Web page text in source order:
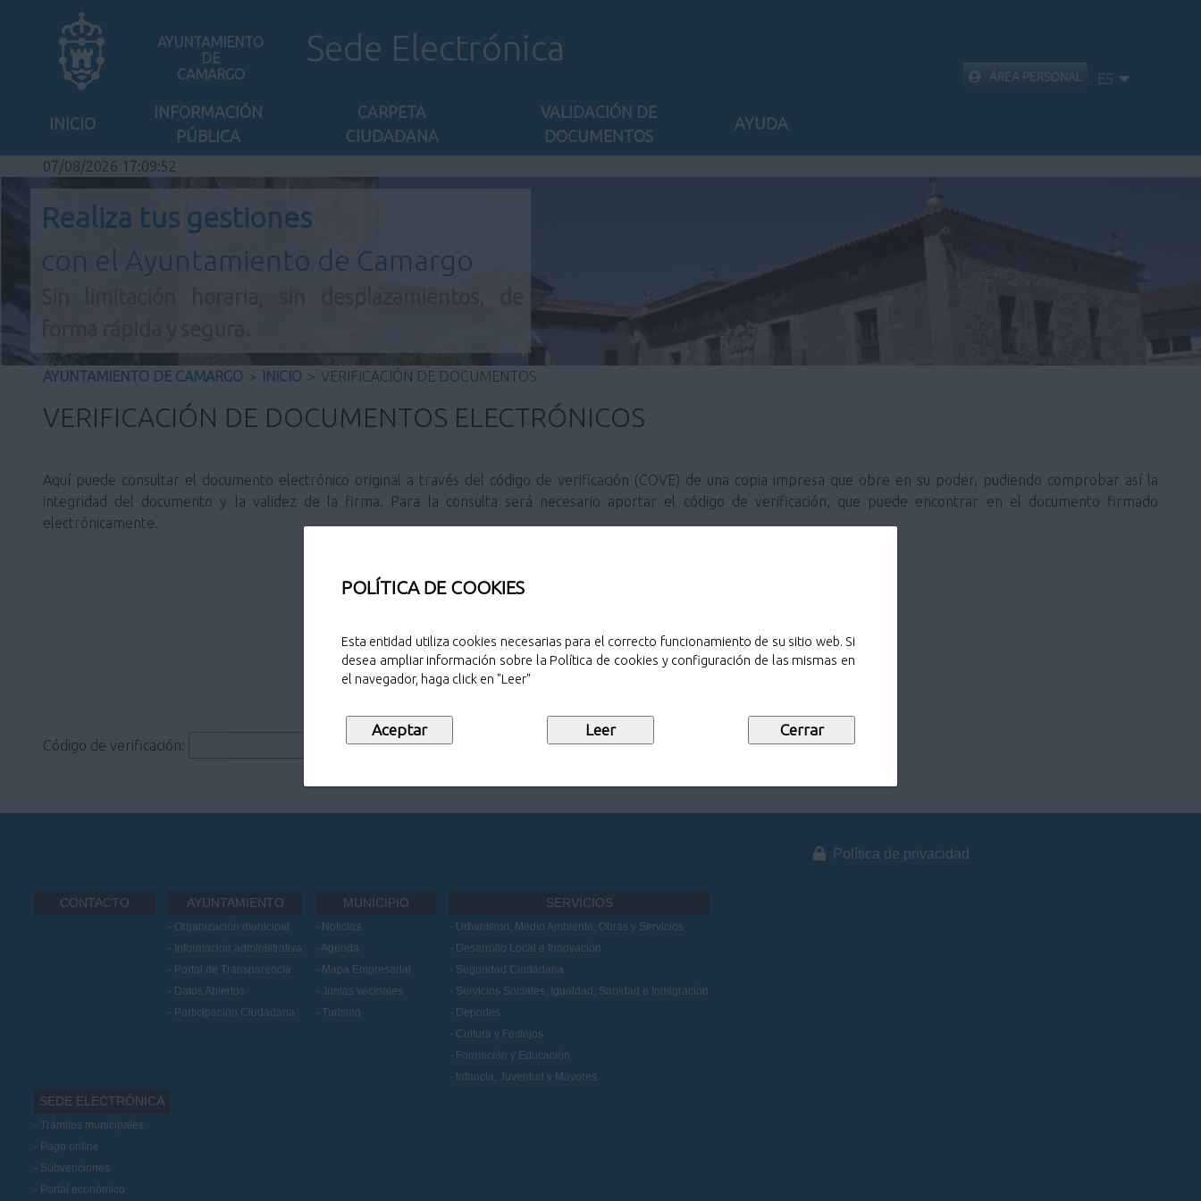
POLÍTICA DE COOKIES
Esta entidad utiliza cookies necesarias para el correcto funcionamiento de su sitio web. Si
desea ampliar información sobre la Política de cookies y configuración de las mismas en
el navegador, haga click en "Leer"
AYUNTAMIENTO
DE
CAMARGO
Sede Electrónica
INICIO
INFORMACIÓN
PÚBLICA
CARPETA
CIUDADANA
VALIDACIÓN DE
DOCUMENTOS
AYUDA
ÁREA PERSONAL ES
07/08/2026 17:09:52
Realiza tus gestiones
con el Ayuntamiento de Camargo
AYUNTAMIENTO DE CAMARGO > INICIO > VERIFICACIÓN DE DOCUMENTOS
VERIFICACIÓN DE DOCUMENTOS ELECTRÓNICOS
Aquí puede consultar el documento electrónico original a través del código de verificación (COVE) de una copia impresa que obre en su poder, pudiendo comprobar así la
integridad del documento y la validez de la firma. Para la consulta será necesario aportar el código de verificación, que puede encontrar en el documento firmado
electrónicamente.
Introduzca el texto de la imagen:
Código de verificación:
CONTACTO AYUNTAMIENTO
Organización municipal
Información administrativa
Portal de Transparencia
Datos Abiertos
Participación Ciudadana
MUNICIPIO
Noticias
Agenda
Mapa Empresarial
Juntas vecinales
Turismo
SERVICIOS
Urbanismo, Medio Ambiente, Obras y Servicios
Desarrollo Local e Innovación
Seguridad Ciudadana
Servicios Sociales, Igualdad, Sanidad e Inmigración
Deportes
Cultura y Festejos
Formación y Educación
Infancia, Juventud y Mayores
SEDE ELECTRÓNICA
Trámites municipales
Pago online
Subvenciones
Portal económico
Política de privacidad